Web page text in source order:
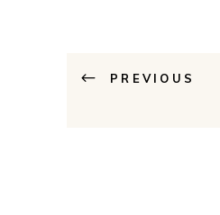
PREVIOUS